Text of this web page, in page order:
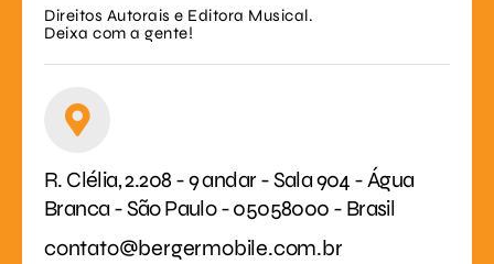
Direitos Autorais e Editora Musical.
Deixa com a gente!
R. Clélia, 2.208 - 9 andar - Sala 904 - Água
Branca - São Paulo - 05058000 - Brasil
contato@bergermobile.com.br